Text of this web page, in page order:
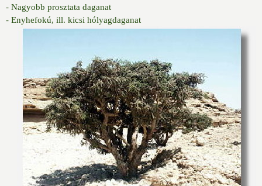
- Nagyobb prosztata daganat
- Enyhefokú, ill. kicsi hólyagdaganat